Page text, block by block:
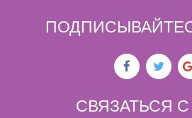
СВЯЗАТЬСЯ